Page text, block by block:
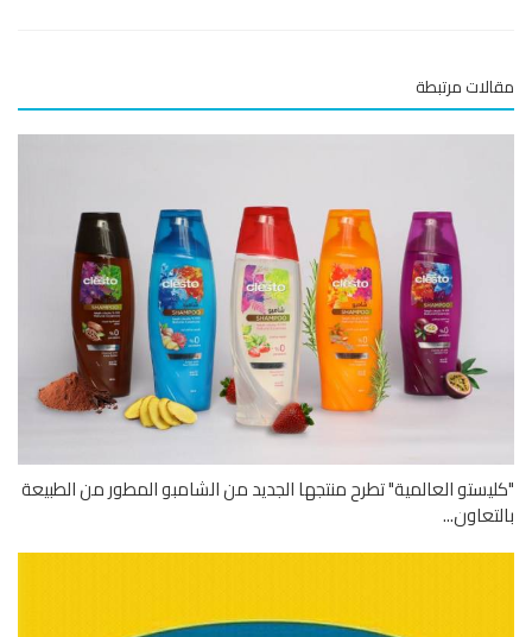
مرتبطة
العالمية" تطرح منتجها الجديد من الشامبو المطور من الطبيعة